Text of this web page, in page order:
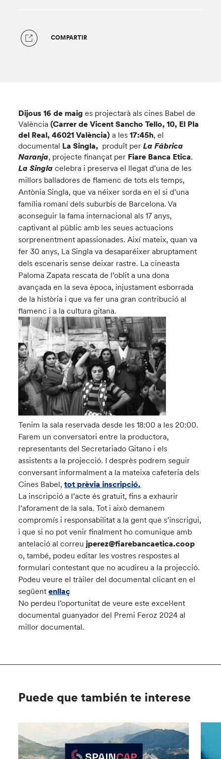
COMPARTIR
Dijous 16 de maig es projectarà als cines Babel de
València(Carrer de Vicent Sancho Tello, 10, El Pla
del Real, 46021 València)a les17:45h, el
documental La Singla, produït perLa Fábrica
Naranja, projecte finançat per Fiare Banca Etica.
La Singla celebra i preserva el llegat d’una de les
millors balladores de flamenc de tots els temps,
Antònia Singla, que va néixer sorda en el si d’una
família romaní dels suburbis de Barcelona. Va
aconseguir la fama internacional als 17 anys,
captivant al públic amb les seues actuacions
sorprenentment apassionades. Així mateix, quan va
fer 30 anys, La Singla va desaparéixer abruptament
dels escenaris sense deixar rastre. La cineasta
Paloma Zapata rescata de l’oblit a una dona
avançada en la seva època, injustament esborrada
de la història i que va fer una gran contribució al
flamenc i a la cultura gitana.
Tenim la sala reservada desde les 18:00 a les 20:00.
Farem un conversatori entre la productora,
representants del Secretariado Gitano i els
assistents a la projecció. I desprès podrem seguir
conversant informalment a la mateixa cafeteria dels
Cines Babel,tot prèvia inscripció.
La inscripció a l’acte és gratuit, fins a exhaurir
l’aforament de la sala. Tot i això demanem
compromís i responsabilitat a la gent que s’inscrigui,
i que si no pot venir finalment ho comunique amb
antelació al correujperez@fiarebancaetica.coop
o, també, podeu editar les vostres respostes al
formulari contestant que no acudireu a la projecció.
Podeu veure el tràiler del documental clicant en el
següentenllaç
No perdeu l’oportunitat de veure este excel·lent
documental guanyador del Premi Feroz 2024 al
millor documental.
Puede que también te interese